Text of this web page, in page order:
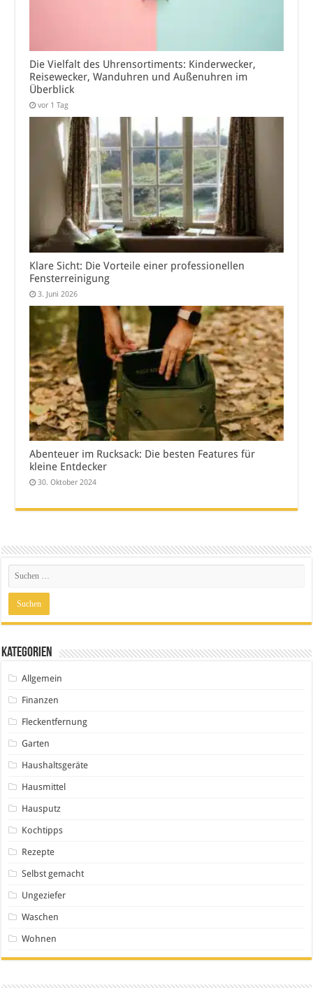
Die Vielfalt des Uhrensortiments: Kinderwecker,
Reisewecker, Wanduhren und Außenuhren im
Überblick
vor 1 Tag
Klare Sicht: Die Vorteile einer professionellen
Fensterreinigung
3. Juni 2026
Abenteuer im Rucksack: Die besten Features für
kleine Entdecker
30. Oktober 2024
Kategorien
Allgemein
Finanzen
Fleckentfernung
Garten
Haushaltsgeräte
Hausmittel
Hausputz
Kochtipps
Rezepte
Selbst gemacht
Ungeziefer
Waschen
Wohnen